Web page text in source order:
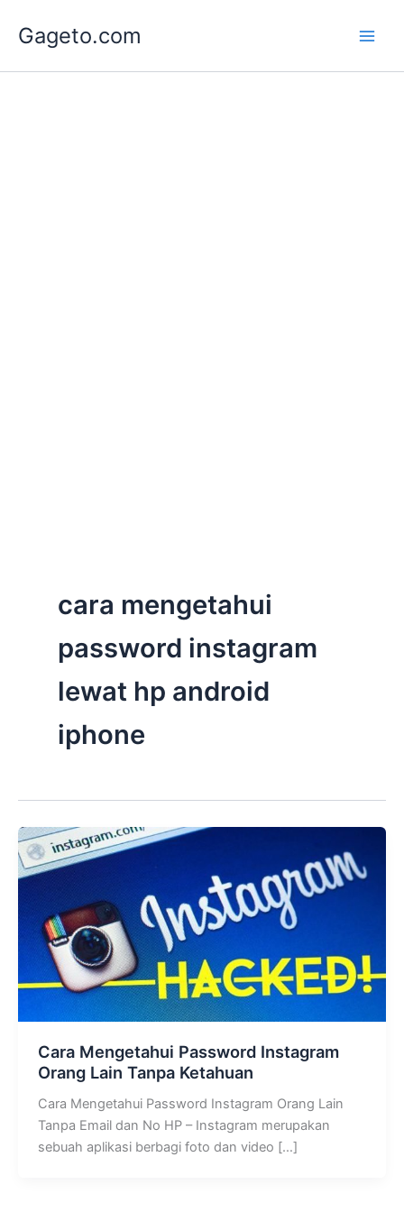
Gageto.com
cara mengetahui
password instagram
lewat hp android
iphone
Cara Mengetahui Password Instagram
Orang Lain Tanpa Ketahuan
Cara Mengetahui Password Instagram Orang Lain
Tanpa Email dan No HP – Instagram merupakan
sebuah aplikasi berbagi foto dan video […]